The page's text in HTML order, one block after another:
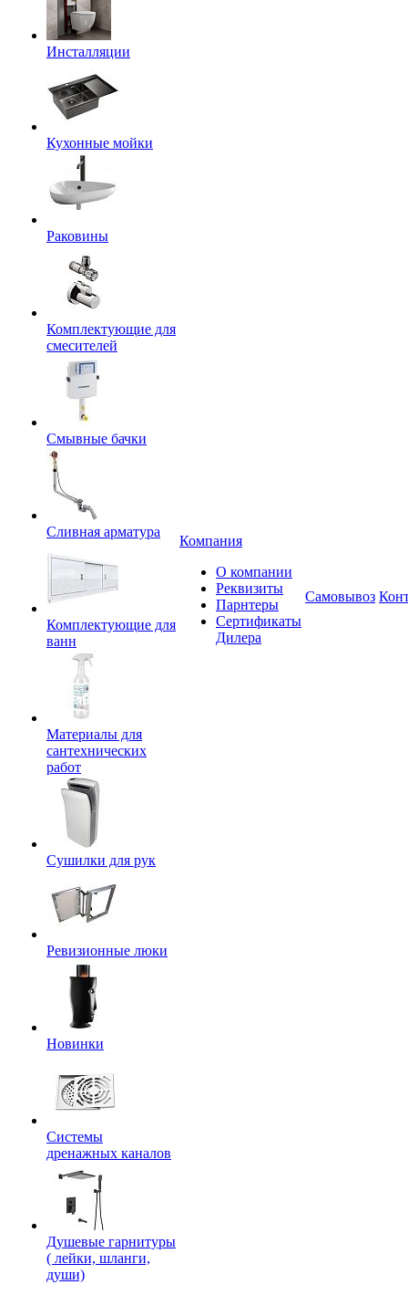
Инсталляции
Кухонные мойки
Раковины
Комплектующие для
смесителей
Смывные бачки
Сливная арматура
Комплектующие для
ванн
Материалы для
сантехнических
работ
Сушилки для рук
Ревизионные люки
Новинки
Системы
дренажных каналов
Душевые гарнитуры
( лейки, шланги,
души)
Компания
О компании
Реквизиты
Парнтеры
Сертификаты
Дилера
Самовывоз